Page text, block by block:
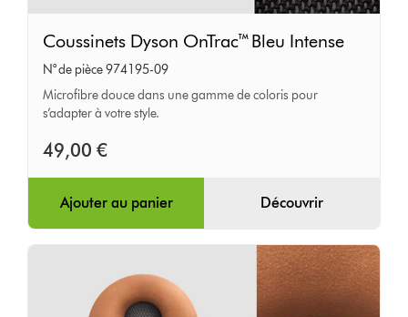
Dyson
OnTrac™
Bleu
Intense
Coussinets Dyson OnTrac™ Bleu Intense
N° de pièce 974195-09
Microfibre douce dans une gamme de coloris pour
s’adapter à votre style.
49,00 €
Ajouter au panier Découvrir